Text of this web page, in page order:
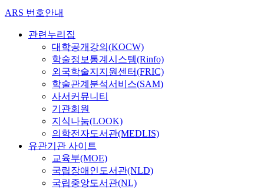
ARS 번호안내
관련누리집
대학공개강의(KOCW)
학술정보통계시스템(Rinfo)
외국학술지지원센터(FRIC)
학술관계분석서비스(SAM)
사서커뮤니티
기관회원
지식나눔(LOOK)
의학전자도서관(MEDLIS)
유관기관 사이트
교육부(MOE)
국립장애인도서관(NLD)
국립중앙도서관(NL)